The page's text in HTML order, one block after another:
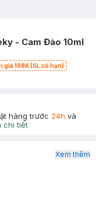
- Cam Đào 10ml
giá 198K (SL có hạn)
hàng trước 24h và
chi tiết
Xem thêm